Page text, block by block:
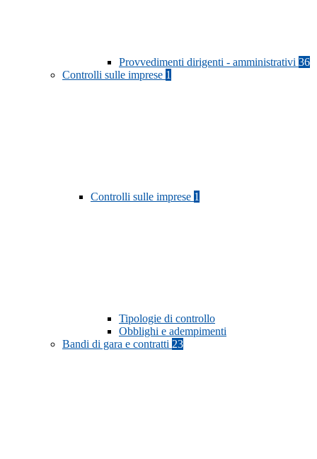
Provvedimenti dirigenti - amministrativi 36
Controlli sulle imprese 1
Controlli sulle imprese 1
Tipologie di controllo
Obblighi e adempimenti
Bandi di gara e contratti 23